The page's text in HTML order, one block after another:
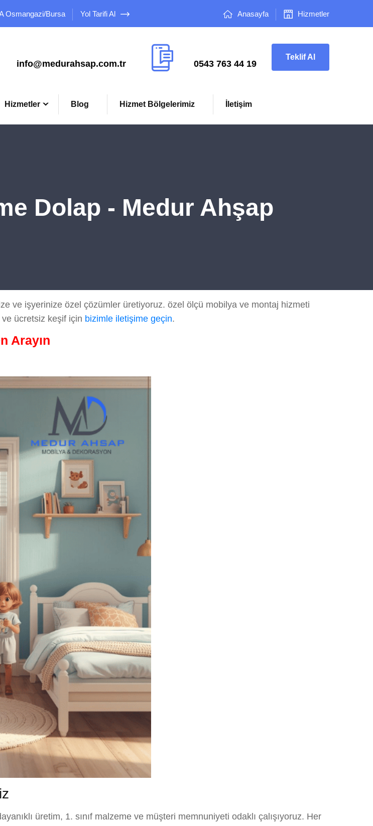
Osmangazi/Bursa Yol Tarifi Al Anasayfa Hizmetler
info@medurahsap.com.tr 0543 763 44 19
Teklif Al
Hizmetler Blog Hizmet Bölgelerimiz İletişim
Dolap - Medur Ahşap
ve işyerinize özel çözümler üretiyoruz. özel ölçü mobilya ve montaj hizmeti
ücretsiz keşif için bizimle iletişime geçin.
Arayın
üretim, 1. sınıf malzeme ve müşteri memnuniyeti odaklı çalışıyoruz. Her